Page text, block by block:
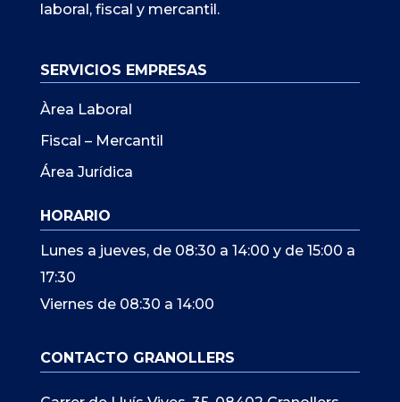
laboral, fiscal y mercantil.
SERVICIOS EMPRESAS
Àrea Laboral
Fiscal – Mercantil
Área Jurídica
HORARIO
Lunes a jueves, de 08:30 a 14:00 y de 15:00 a
17:30
Viernes de 08:30 a 14:00
CONTACTO GRANOLLERS